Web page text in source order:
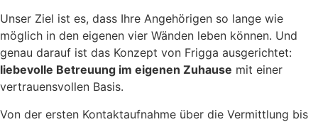
Unser Ziel ist es, dass Ihre Angehörigen so lange wie
möglich in den eigenen vier Wänden leben können. Und
genau darauf ist das Konzept von Frigga ausgerichtet:
liebevolle Betreuung im eigenen Zuhause mit einer
vertrauensvollen Basis.
Von der ersten Kontaktaufnahme über die Vermittlung bis